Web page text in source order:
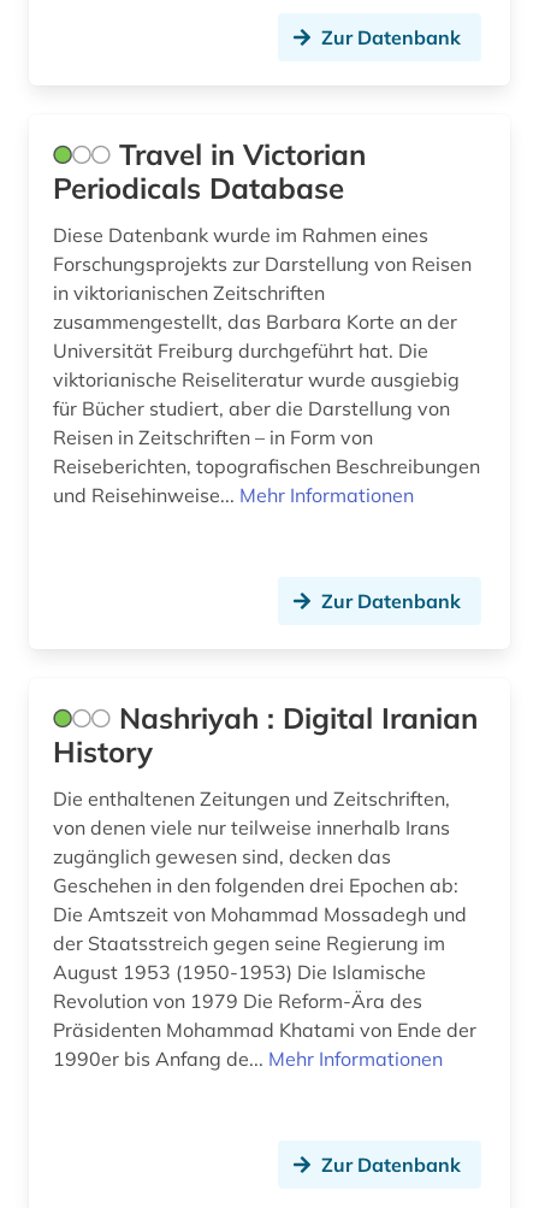
zeitschrift (201)
zeitschriftenaufsatz (50)
zeitschrifteninhaltsauswertung (2)
zeitung (34)
zeitungsartikel (1)
Zur Datenbank
Travel in Victorian
Periodicals Database
Diese Datenbank wurde im Rahmen eines
Forschungsprojekts zur Darstellung von Reisen
in viktorianischen Zeitschriften
zusammengestellt, das Barbara Korte an der
Universität Freiburg durchgeführt hat. Die
viktorianische Reiseliteratur wurde ausgiebig
für Bücher studiert, aber die Darstellung von
Reisen in Zeitschriften – in Form von
Reiseberichten, topografischen Beschreibungen
und Reisehinweise... Mehr Informationen
Zur Datenbank
Nashriyah : Digital Iranian
History
Die enthaltenen Zeitungen und Zeitschriften,
von denen viele nur teilweise innerhalb Irans
zugänglich gewesen sind, decken das
Geschehen in den folgenden drei Epochen ab:
Die Amtszeit von Mohammad Mossadegh und
der Staatsstreich gegen seine Regierung im
August 1953 (1950-1953) Die Islamische
Revolution von 1979 Die Reform-Ära des
Präsidenten Mohammad Khatami von Ende der
1990er bis Anfang de... Mehr Informationen
Zur Datenbank